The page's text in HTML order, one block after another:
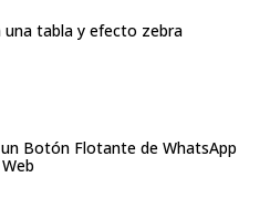
una tabla y efecto zebra
Botón Flotante de WhatsApp